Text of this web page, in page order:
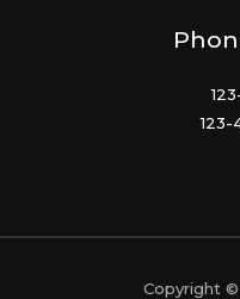
123-
Copyright